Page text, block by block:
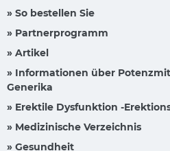
» So bestellen Sie
» Partnerprogramm
» Artikel
» Informationen über
Generika
» Erektile Dysfunktion -
» Medizinische Verzeichnis
» Gesundheit